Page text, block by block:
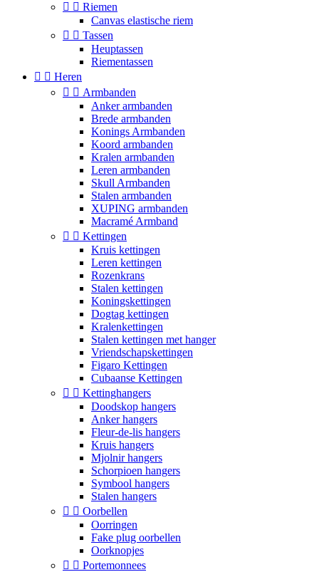
  Riemen
Canvas elastische riem
  Tassen
Heuptassen
Riementassen
  Heren
  Armbanden
Anker armbanden
Brede armbanden
Konings Armbanden
Koord armbanden
Kralen armbanden
Leren armbanden
Skull Armbanden
Stalen armbanden
XUPING armbanden
Macramé Armband
  Kettingen
Kruis kettingen
Leren kettingen
Rozenkrans
Stalen kettingen
Koningskettingen
Dogtag kettingen
Kralenkettingen
Stalen kettingen met hanger
Vriendschapskettingen
Figaro Kettingen
Cubaanse Kettingen
  Kettinghangers
Doodskop hangers
Anker hangers
Fleur-de-lis hangers
Kruis hangers
Mjolnir hangers
Schorpioen hangers
Symbool hangers
Stalen hangers
  Oorbellen
Oorringen
Fake plug oorbellen
Oorknopjes
  Portemonnees